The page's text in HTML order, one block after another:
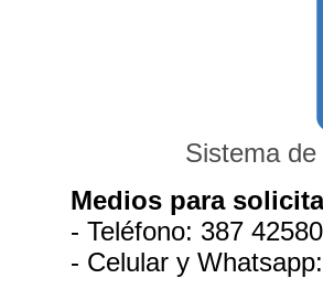
Sistema
Medios para
- Teléfono: 387
- Celular y